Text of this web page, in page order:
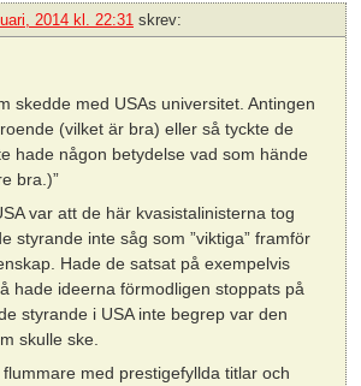
2014 kl. 22:31 skrev:
skedde med USAs universitet. Antingen
(vilket är bra) eller så tyckte de
hade någon betydelse vad som hände
bra.)”
var att de här kvasistalinisterna tog
styrande inte såg som ”viktiga” framför
Hade de satsat på exempelvis
hade ideerna förmodligen stoppats på
styrande i USA inte begrep var den
skulle ske.
med prestigefyllda titlar och